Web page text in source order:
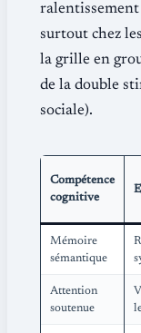
surtout chez
la grille en
de la double
sociale).
Compétence
cognitive
Mémoire
sémantique
Attention
soutenue